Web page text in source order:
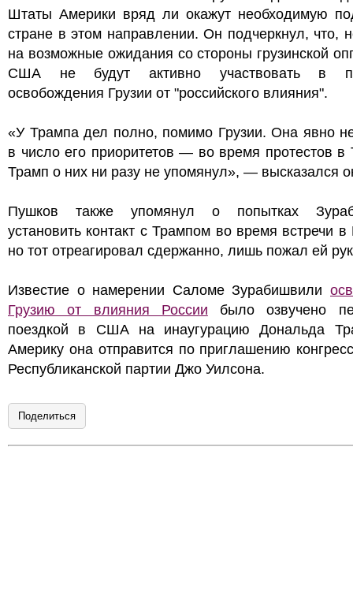
Штаты Америки вряд ли окажут необходимую
стране в этом направлении. Он подчеркнул, что,
на возможные ожидания со стороны грузинской
США не будут активно участвовать в
освобождения Грузии от "российского влияния".
«У Трампа дел полно, помимо Грузии. Она явно
в число его приоритетов — во время протестов в
Трамп о них ни разу не упомянул», — высказался
Пушков также упомянул о попытках
установить контакт с Трампом во время встречи
но тот отреагировал сдержанно, лишь пожал ей
Известие о намерении Саломе Зурабишвили
Грузию от влияния России было озвучено
поездкой в США на инаугурацию Дональда
Америку она отправится по приглашению
Республиканской партии Джо Уилсона.
Поделиться